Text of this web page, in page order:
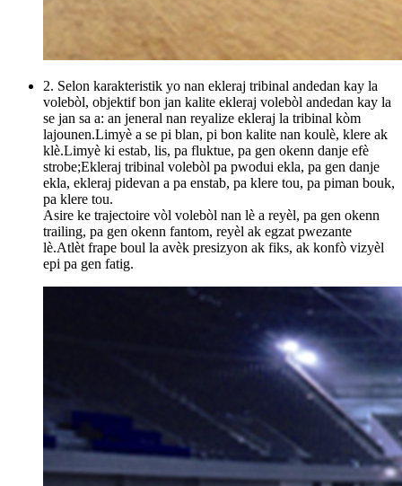
2. Selon karakteristik yo nan ekleraj tribinal andedan kay la
volebòl, objektif bon jan kalite ekleraj volebòl andedan kay la
se jan sa a: an jeneral nan reyalize ekleraj la tribinal kòm
lajounen.Limyè a se pi blan, pi bon kalite nan koulè, klere ak
klè.Limyè ki estab, lis, pa fluktue, pa gen okenn danje efè
strobe;Ekleraj tribinal volebòl pa pwodui ekla, pa gen danje
ekla, ekleraj pidevan a pa enstab, pa klere tou, pa piman bouk,
pa klere tou.
Asire ke trajectoire vòl volebòl nan lè a reyèl, pa gen okenn
trailing, pa gen okenn fantom, reyèl ak egzat pwezante
lè.Atlèt frape boul la avèk presizyon ak fiks, ak konfò vizyèl
epi pa gen fatig.